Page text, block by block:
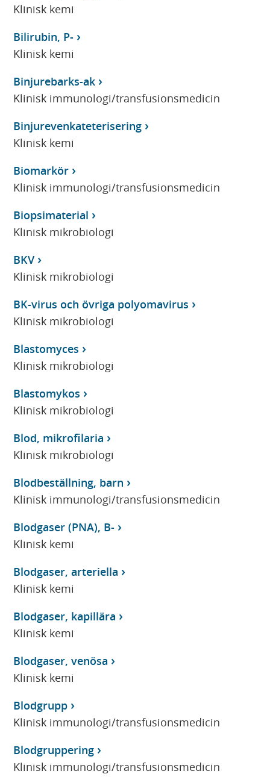
Klinisk kemi
Bilirubin, P-
Klinisk kemi
Binjurebarks-ak
Klinisk immunologi/transfusionsmedicin
Binjurevenkateterisering
Klinisk kemi
Biomarkör
Klinisk immunologi/transfusionsmedicin
Biopsimaterial
Klinisk mikrobiologi
BKV
Klinisk mikrobiologi
BK-virus och övriga polyomavirus
Klinisk mikrobiologi
Blastomyces
Klinisk mikrobiologi
Blastomykos
Klinisk mikrobiologi
Blod, mikrofilaria
Klinisk mikrobiologi
Blodbeställning, barn
Klinisk immunologi/transfusionsmedicin
Blodgaser (PNA), B-
Klinisk kemi
Blodgaser, arteriella
Klinisk kemi
Blodgaser, kapillära
Klinisk kemi
Blodgaser, venösa
Klinisk kemi
Blodgrupp
Klinisk immunologi/transfusionsmedicin
Blodgruppering
Klinisk immunologi/transfusionsmedicin